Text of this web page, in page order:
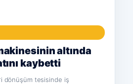
altında
kaybetti
dönüşüm tesisinde iş